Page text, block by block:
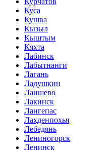
Куса
Кушва
Кызыл
Кыштым
Кяхта
Лабинск
Лабытнанги
Лагань
Ладушкин
Лаишево
Лакинск
Лангепас
Лахденпохья
Лебедянь
Лениногорск
Ленинск